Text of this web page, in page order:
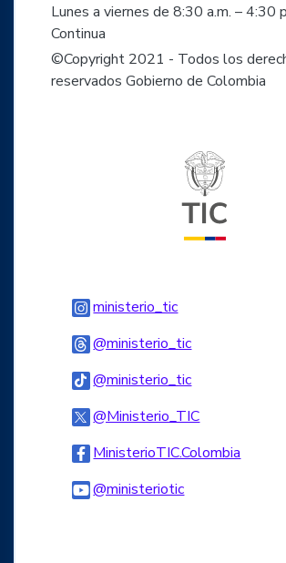
Lunes a viernes de 8:30 a.m. – 4:30
Continua
©Copyright 2021 - Todos los
reservados Gobierno de Colombia
ministerio_ticLogo Instagram
@ministerio_ticLogo Threads
@ministerio_ticLogo Tiktok
@Ministerio_TICLogo Twitter
MinisterioTIC.Colombia
@ministerioticLogo Youtube